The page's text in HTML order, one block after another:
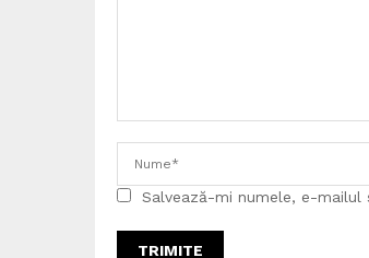
Salvează-mi numele, e-